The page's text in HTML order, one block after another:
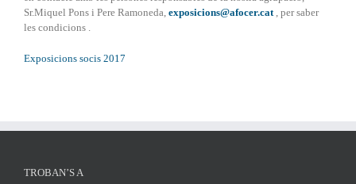
Sr.Miquel Pons i Pere Ramoneda, exposicions@afocer.cat , per saber
les condicions .
Exposicions socis 2017
TROBAN’S A